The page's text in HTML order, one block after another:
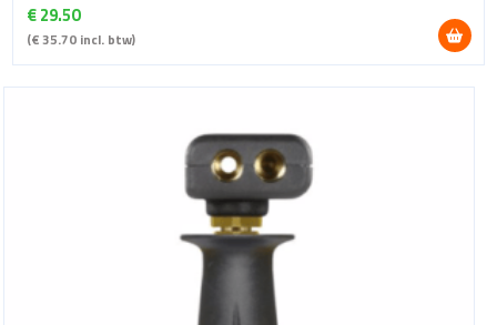
€29.50
(€35.70incl. btw)